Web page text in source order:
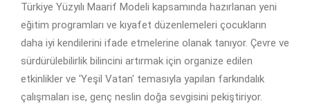
Türkiye Yüzyılı Maarif Modeli kapsamında hazırlanan yeni
eğitim programları ve kıyafet düzenlemeleri çocukların
daha iyi kendilerini ifade etmelerine olanak tanıyor. Çevre ve
sürdürülebilirlik bilincini artırmak için organize edilen
etkinlikler ve 'Yeşil Vatan' temasıyla yapılan farkındalık
çalışmaları ise, genç neslin doğa sevgisini pekiştiriyor.